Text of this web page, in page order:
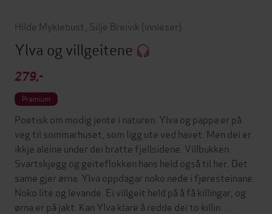
Hilde Myklebust Silje Breivik (innleser)
Ylva og villgeitene
279,-
Premium
Poetisk om modig jente i naturen. Ylva og pappa er på
veg til sommarhuset, som ligg ute ved havet. Men dei er
ikkje aleine under dei bratte fjellsidene. Villbukken
Svartskjegg og geiteflokken hans held også til her. Det
same gjer ørna. Ylva oppdagar noko nede i fjøresteinane.
Noko lite og levande. Ei villgeit held på å få killingar, og
ørna er på jakt. Kan Ylva klare å redde dei to killin…